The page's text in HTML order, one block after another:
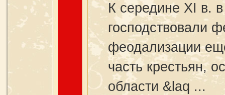
К середине XI в.
господствовали
феодализации
часть крестьян,
области &laq ...